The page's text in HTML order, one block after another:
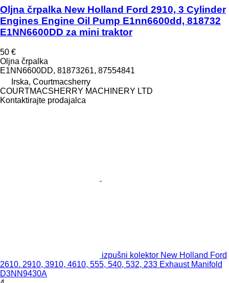
Oljna črpalka New Holland Ford 2910, 3 Cylinder
Engines Engine Oil Pump E1nn6600dd, 818732
E1NN6600DD za mini traktor
50 €
Oljna črpalka
E1NN6600DD, 81873261, 87554841
Irska, Courtmacsherry
COURTMACSHERRY MACHINERY LTD
Kontaktirajte prodajalca
izpušni kolektor New Holland Ford
2610. 2910, 3910, 4610, 555, 540, 532, 233 Exhaust Manifold
D3NN9430A